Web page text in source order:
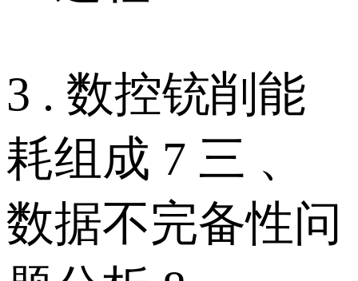
3 . 数控铳削能
耗组成 7 三 、
数据不完备性问